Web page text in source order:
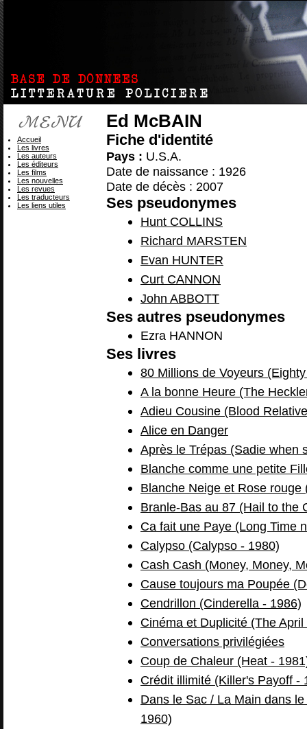
Ed McBAIN
Fiche d'identité
Pays : U.S.A.
Date de naissance : 1926
Date de décès : 2007
Ses pseudonymes
Hunt COLLINS
Richard MARSTEN
Evan HUNTER
Curt CANNON
John ABBOTT
Ses autres pseudonymes
Ezra HANNON
Ses livres
80 Millions de Voyeurs
A la bonne Heure (The
Adieu Cousine (Blood
Alice en Danger
Après le Trépas (Sadie when
Blanche comme une petite
Blanche Neige et Rose
Branle-Bas au 87 (Hail to the
Ca fait une Paye (Long Time
Calypso (Calypso - 1980)
Cash Cash (Money, Money,
Cause toujours ma Poupée
Cendrillon (Cinderella - 1986)
Cinéma et Duplicité (The
Conversations privilégiées
Coup de Chaleur (Heat -
Crédit illimité (Killer's Payoff -
Dans le Sac / La Main dans
1960)
Accueil
Les livres
Les auteurs
Les éditeurs
Les films
Les nouvelles
Les revues
Les traducteurs
Les liens utiles